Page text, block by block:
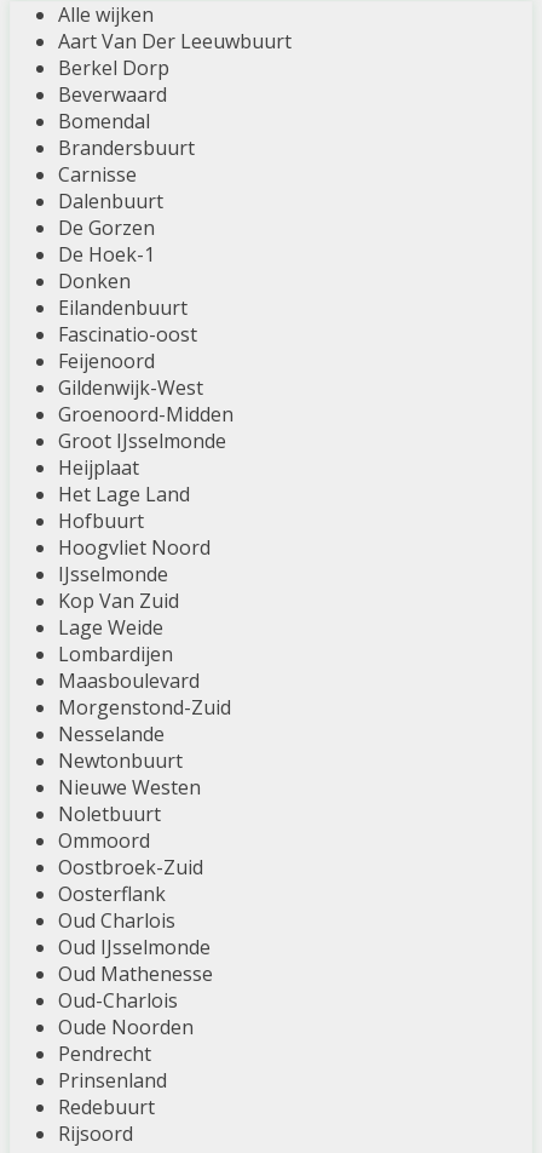
Alle wijken
Aart Van Der Leeuwbuurt
Berkel Dorp
Beverwaard
Bomendal
Brandersbuurt
Carnisse
Dalenbuurt
De Gorzen
De Hoek-1
Donken
Eilandenbuurt
Fascinatio-oost
Feijenoord
Gildenwijk-West
Groenoord-Midden
Groot IJsselmonde
Heijplaat
Het Lage Land
Hofbuurt
Hoogvliet Noord
IJsselmonde
Kop Van Zuid
Lage Weide
Lombardijen
Maasboulevard
Morgenstond-Zuid
Nesselande
Newtonbuurt
Nieuwe Westen
Noletbuurt
Ommoord
Oostbroek-Zuid
Oosterflank
Oud Charlois
Oud IJsselmonde
Oud Mathenesse
Oud-Charlois
Oude Noorden
Pendrecht
Prinsenland
Redebuurt
Rijsoord